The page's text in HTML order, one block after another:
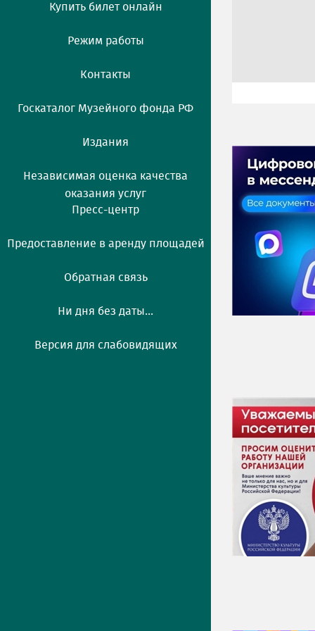
Купить билет онлайн
Режим работы
Контакты
Госкаталог Музейного фонда РФ
Издания
Независимая оценка качества
оказания услуг
Пресс-центр
Предоставление в аренду площадей
Обратная связь
Ни дня без даты...
Версия для слабовидящих